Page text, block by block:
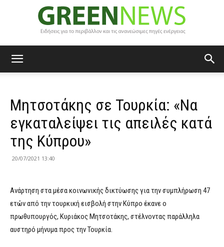
News
Μητσοτάκης σε Τουρκία: «Να
εγκαταλείψει τις απειλές κατά
της Κύπρου»
20/07/2021 13:40
Ανάρτηση στα μέσα κοινωνικής δικτύωσης για την συμπλήρωση 47
ετών από την τουρκική εισβολή στην Κύπρο έκανε ο
πρωθυπουργός, Κυριάκος Μητσοτάκης, στέλνοντας παράλληλα
αυστηρό μήνυμα προς την Τουρκία.